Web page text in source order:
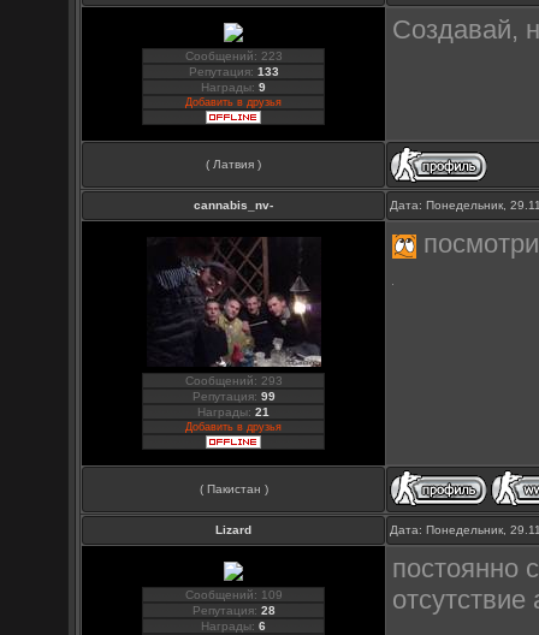
Сообщений: 223
Репутация: 133
Награды:9
Добавить в друзья
Создавай,
( Латвия )
cannabis_nv- Дата: Понедельник,
Сообщений: 293
Репутация: 99
Награды:21
Добавить в друзья
( Пакистан )
Lizard Дата: Понедельник,
Сообщений: 109
Репутация: 28
Награды:6
постоянно